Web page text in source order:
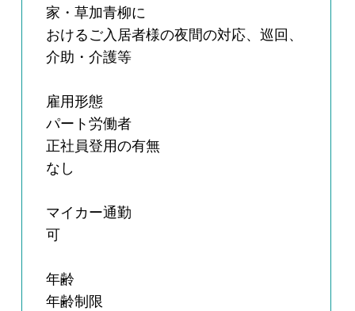
家・草加青柳に
おけるご入居者様の夜間の対応、巡回、
介助・介護等
雇用形態
パート労働者
正社員登用の有無
なし
マイカー通勤
可
年齢
年齢制限